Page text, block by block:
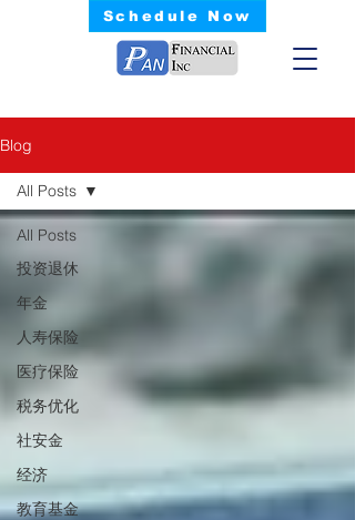
Schedule Now
Blog
All Posts
投资退休
年金
人寿保险
医疗保险
税务优化
社安金
经济
教育基金
All Posts